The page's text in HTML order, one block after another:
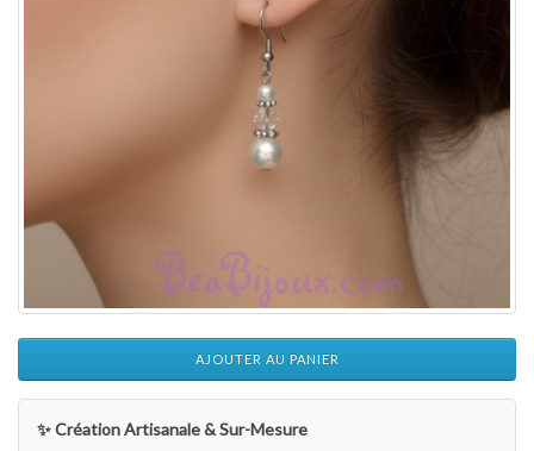
AJOUTER AU PANIER
✨ Création Artisanale & Sur-Mesure